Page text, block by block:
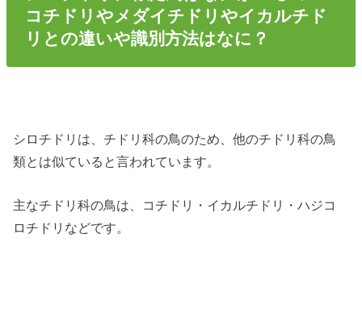
コチドリやメダイチドリやイカルチド
リとの違いや識別方法はなに？
シロチドリは、チドリ科の鳥のため、他のチドリ科の鳥
類とは似ていると言われています。
主なチドリ科の鳥は、コチドリ・イカルチドリ・ハジコ
ロチドリなどです。